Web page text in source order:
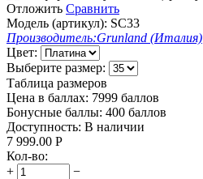
Отложить Сравнить
Модель (артикул): SC33
Производитель:Grunland (Италия)
Цвет:
Выберите размер:
Таблица размеров
Цена в баллах: 7999 баллов
Бонусные баллы: 400 баллов
Доступность: В наличии
7 999.00 Р
Кол-во:
+
−